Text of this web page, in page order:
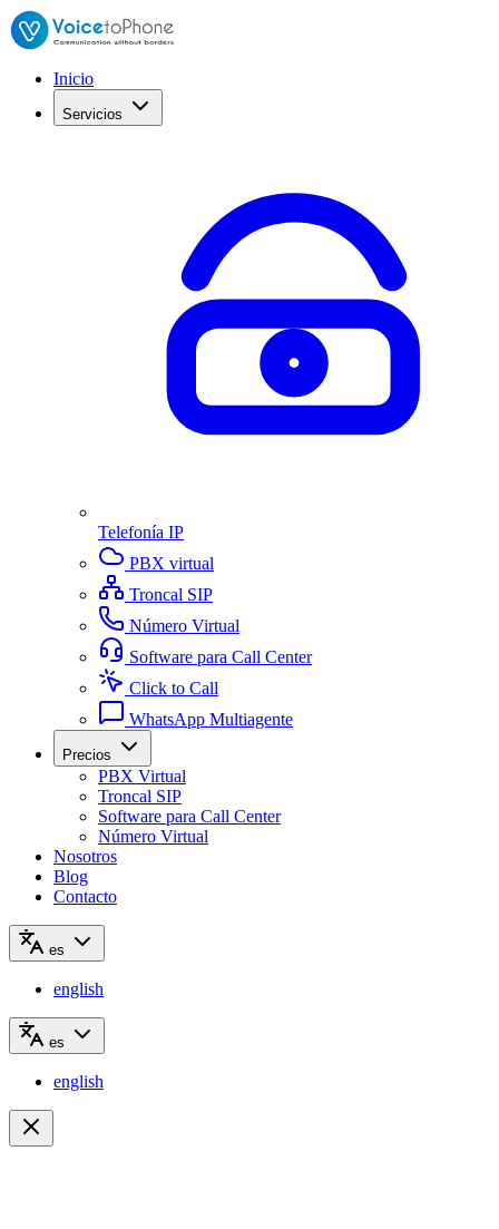
Inicio
Servicios
Telefonía IP
PBX virtual
Troncal SIP
Número Virtual
Software para Call Center
Click to Call
WhatsApp Multiagente
Precios
PBX Virtual
Troncal SIP
Software para Call Center
Número Virtual
Nosotros
Blog
Contacto
es
english
es
english